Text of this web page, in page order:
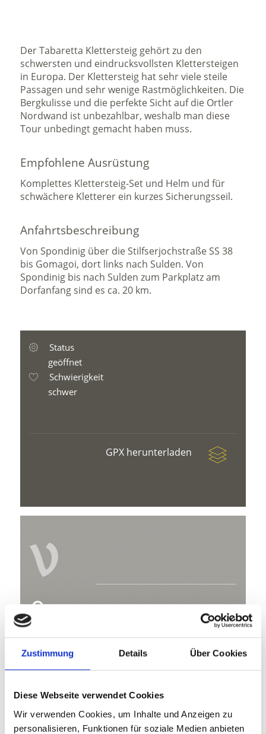
Zustimmung Details Über Cookies
Diese Webseite verwendet Cookies
Wir verwenden Cookies, um Inhalte und Anzeigen zu
personalisieren, Funktionen für soziale Medien anbieten
Der Tabaretta Klettersteig gehört zu den
schwersten und eindrucksvollsten Klettersteigen
in Europa. Der Klettersteig hat sehr viele steile
Passagen und sehr wenige Rastmöglichkeiten. Die
Bergkulisse und die perfekte Sicht auf die Ortler
Nordwand ist unbezahlbar, weshalb man diese
Tour unbedingt gemacht haben muss.
Empfohlene Ausrüstung
Komplettes Klettersteig-Set und Helm und für
schwächere Kletterer ein kurzes Sicherungsseil.
Anfahrtsbeschreibung
Von Spondinig über die Stilfserjochstraße SS 38
bis Gomagoi, dort links nach Sulden. Von
Spondinig bis nach Sulden zum Parkplatz am
Dorfanfang sind es ca. 20 km.
Status
geöffnet
Schwierigkeit
schwer
GPX herunterladen
V
39029 Sulden
info@ortlergebiet.it
www.ortler.it